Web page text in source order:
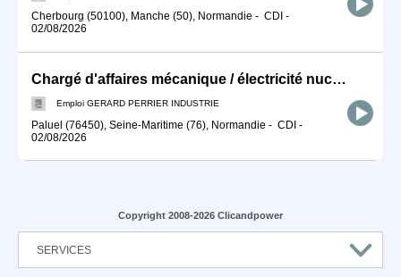
Cherbourg (50100), Manche (50), Normandie - CDI -
02/08/2026
Chargé d'affaires mécanique / électricité nucléaire (F/H)
Emploi GERARD PERRIER INDUSTRIE
Paluel (76450), Seine-Maritime (76), Normandie - CDI -
02/08/2026
Copyright 2008-2026 Clicandpower
SERVICES